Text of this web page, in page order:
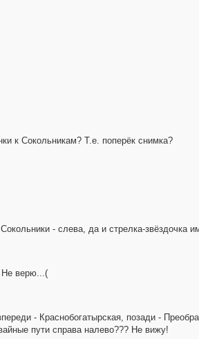
к Сокольникам? Т.е. поперёк снимка?
- слева, да и стрелка-звёздочка
Не верю...(
- Краснобогатырская, позади -
пути справа налево??? Не вижу!